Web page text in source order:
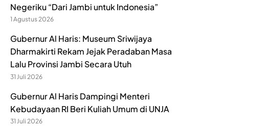
Negeriku “Dari Jambi untuk Indonesia”
1 Agustus 2026
Gubernur Al Haris: Museum Sriwijaya
Dharmakirti Rekam Jejak Peradaban Masa
Lalu Provinsi Jambi Secara Utuh
31 Juli 2026
Gubernur Al Haris Dampingi Menteri
Kebudayaan RI Beri Kuliah Umum di UNJA
31 Juli 2026